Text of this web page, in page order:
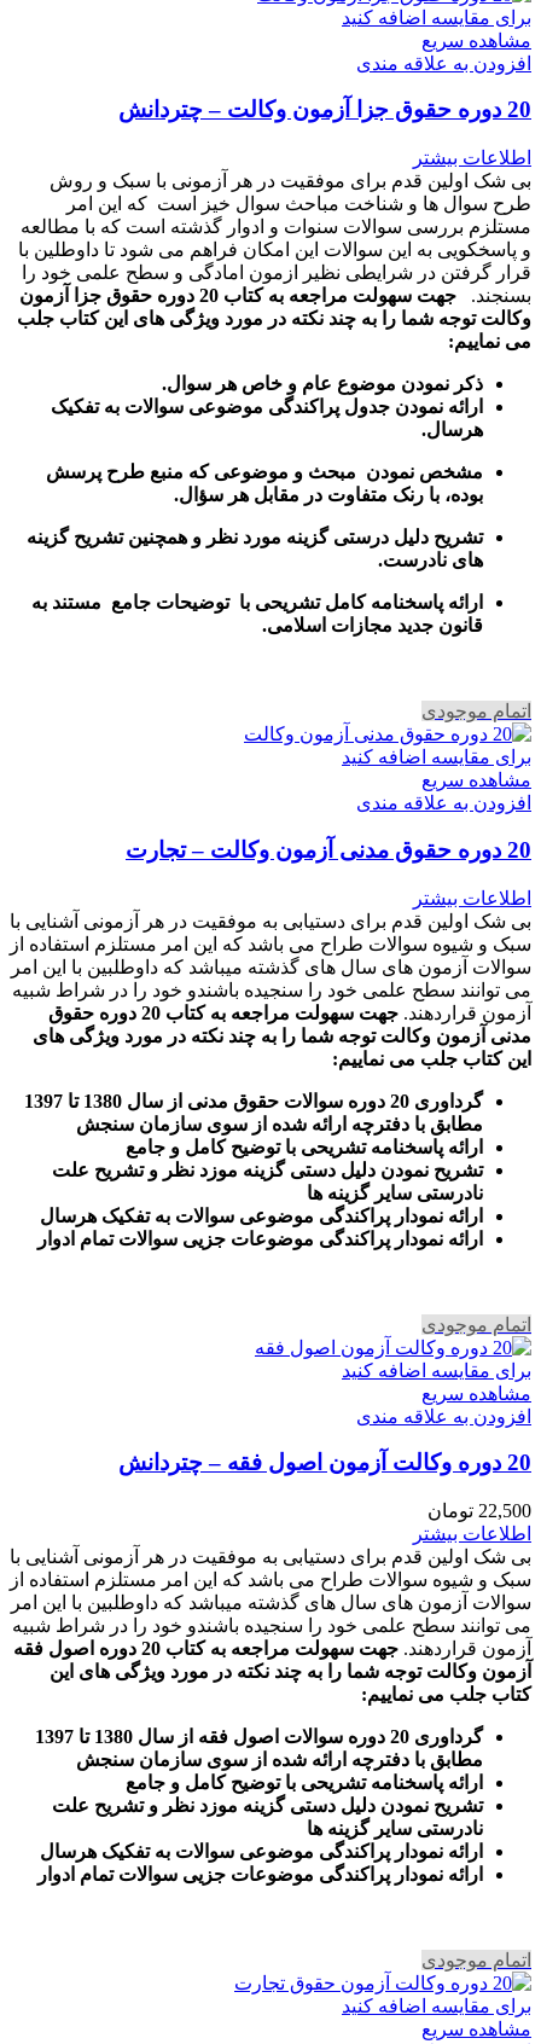
برای مقایسه اضافه کنید
مشاهده سریع
افزودن به علاقه مندی
20 دوره حقوق جزا آزمون وکالت – چتردانش
اطلاعات بیشتر
بی شک اولین قدم برای موفقیت در هر آزمونی با سبک و روش
طرح سوال ها و شناخت مباحث سوال خیز است که این امر
مستلزم بررسی سوالات سنوات و ادوار گذشته است که با مطالعه
و پاسخکویی به این سوالات این امکان فراهم می شود تا داوطلین با
قرار گرفتن در شرایطی نظیر ازمون امادگی و سطح علمی خود را
بسنجند.
جهت سهولت مراجعه به کتاب 20 دوره حقوق جزا آزمون
وکالت توجه شما را به چند نکته در مورد ویژگی های این کتاب جلب
می نماییم:
ذکر نمودن موضوع عام و خاص هر سوال.
ارائه نمودن جدول پراکندگی موضوعی سوالات به تفکیک
هرسال.
مشخص نمودن مبحث و موضوعی که منبع طرح پرسش
بوده، با رنک متفاوت در مقابل هر سؤال.
تشریح دلیل درستی گزینه مورد نظر و همچنین تشریح گزینه
های نادرست.
ارائه پاسخنامه کامل تشریحی با توضیحات جامع مستند به
قانون جدید مجازات اسلامی.
اتمام موجودی
برای مقایسه اضافه کنید
مشاهده سریع
افزودن به علاقه مندی
20 دوره حقوق مدنی آزمون وکالت – تجارت
اطلاعات بیشتر
بی شک اولین قدم برای دستیابی به موفقیت در هر آزمونی آشنایی با
سبک و شیوه سوالات طراح می باشد که این امر مستلزم استفاده از
سوالات آزمون های سال های گذشته میباشد که داوطلبین با این امر
می توانند سطح علمی خود را سنجیده باشندو خود را در شراط شبیه
آزمون قراردهند.
جهت سهولت مراجعه به کتاب 20 دوره حقوق
مدنی آزمون وکالت توجه شما را به چند نکته در مورد ویژگی های
این کتاب جلب می نماییم:
گرداوری 20 دوره سوالات حقوق مدنی از سال 1380 تا 1397
مطابق با دفترچه ارائه شده از سوی سازمان سنجش
ارائه پاسخنامه تشریحی با توضیح کامل و جامع
تشریح نمودن دلیل دستی گزینه موزد نظر و تشریح علت
نادرستی سایر گزینه ها
ارائه نمودار پراکندگی موضوعی سوالات به تفکیک هرسال
رائه نمودار پراکندگی موضوعات جزیی سوالات تمام ادوار
اتمام موجودی
برای مقایسه اضافه کنید
مشاهده سریع
افزودن به علاقه مندی
20 دوره وکالت آزمون اصول فقه – چتردانش
22,500 تومان
اطلاعات بیشتر
بی شک اولین قدم برای دستیابی به موفقیت در هر آزمونی آشنایی با
سبک و شیوه سوالات طراح می باشد که این امر مستلزم استفاده از
سوالات آزمون های سال های گذشته میباشد که داوطلبین با این امر
می توانند سطح علمی خود را سنجیده باشندو خود را در شراط شبیه
آزمون قراردهند.
جهت سهولت مراجعه به کتاب 20 دوره اصول فقه
آزمون وکالت توجه شما را به چند نکته در مورد ویژگی های این
کتاب جلب می نماییم:
گرداوری 20 دوره سوالات اصول فقه از سال 1380 تا 1397
مطابق با دفترچه ارائه شده از سوی سازمان سنجش
ارائه پاسخنامه تشریحی با توضیح کامل و جامع
تشریح نمودن دلیل دستی گزینه موزد نظر و تشریح علت
نادرستی سایر گزینه ها
ارائه نمودار پراکندگی موضوعی سوالات به تفکیک هرسال
رائه نمودار پراکندگی موضوعات جزیی سوالات تمام ادوار
اتمام موجودی
برای مقایسه اضافه کنید
مشاهده سریع